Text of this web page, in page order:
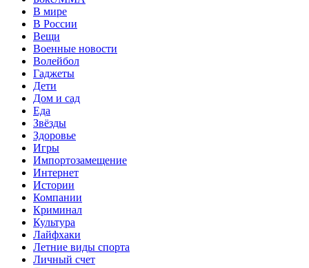
В мире
В России
Вещи
Военные новости
Волейбол
Гаджеты
Дети
Дом и сад
Еда
Звёзды
Здоровье
Игры
Импортозамещение
Интернет
Истории
Компании
Криминал
Культура
Лайфхаки
Летние виды спорта
Личный счет